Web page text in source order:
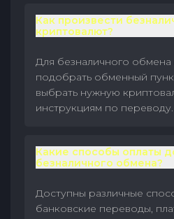
Как произвести
криптовалют?
Для безналичного
подобрать обменный
выбрать нужную
инструкциям по переводу.
Какие способы оплаты
безналичного обмена?
Доступны различные
банковские переводы,